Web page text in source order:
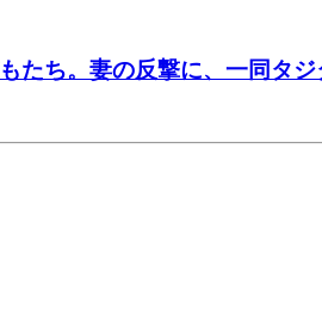
たち。妻の反撃に、一同タジ